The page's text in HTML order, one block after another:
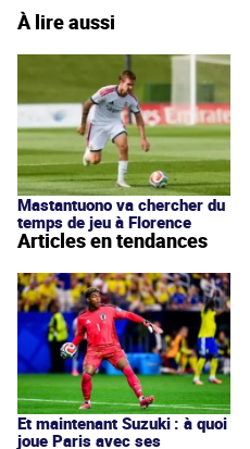
À lire aussi
Mastantuono va chercher du
temps de jeu à Florence
Articles en tendances
Et maintenant Suzuki : à quoi
joue Paris avec ses